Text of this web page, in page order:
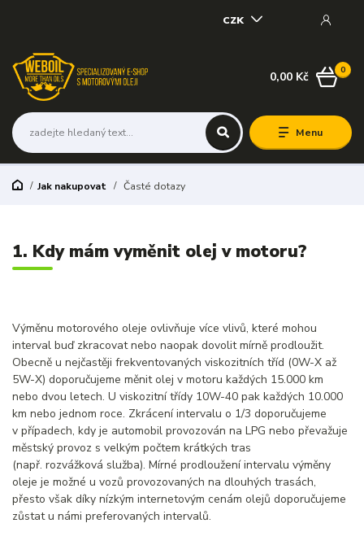
Menu
CZK
0
0,00 Kč
Jak nakupovat Časté dotazy
1. Kdy mám vyměnit olej v motoru?
Výměnu motorového oleje ovlivňuje více vlivů, které mohou
interval buď zkracovat nebo naopak dovolit mírně prodloužit.
Obecně u nejčastěji frekventovaných viskozitních tříd (0W-X až
5W-X) doporučujeme měnit olej v motoru každých 15.000 km
nebo dvou letech. U viskozitní třídy 10W-40 pak každých 10.000
km nebo jednom roce. Zkrácení intervalu o 1/3 doporučujeme
v případech, kdy je automobil provozován na LPG nebo převažuje
městský provoz s velkým počtem krátkých tras
(např. rozvážková služba). Mírné prodloužení intervalu výměny
oleje je možné u vozů provozovaných na dlouhých trasách,
přesto však díky nízkým internetovým cenám olejů doporučujeme
zůstat u námi preferovaných intervalů.